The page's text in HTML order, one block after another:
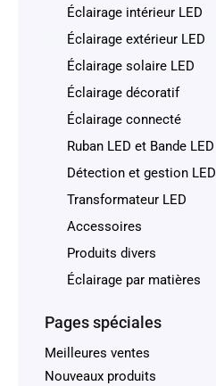
Éclairage intérieur LED
Éclairage extérieur LED
Éclairage solaire LED
Éclairage décoratif
Éclairage connecté
Ruban LED et Bande LED
Détection et gestion LED
Transformateur LED
Accessoires
Produits divers
Éclairage par matières
Pages spéciales
Meilleures ventes
Nouveaux produits